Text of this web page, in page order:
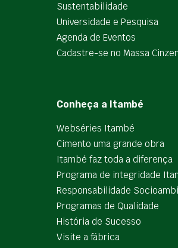
Sustentabilidade
Universidade e Pesquisa
Agenda de Eventos
Cadastre-se no Massa
Conheça a Itambé
Webséries Itambé
Cimento uma grande obra
Itambé faz toda a diferença
Programa de integridade
Responsabilidade
Programas de Qualidade
História de Sucesso
Visite a fábrica